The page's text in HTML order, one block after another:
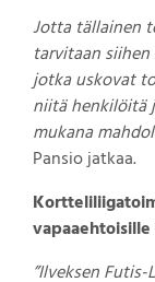
Jotta tällainen
tarvitaan
jotka uskovat
niitä henkilöitä
mukana
Pansio jatkaa.
”Ilveksen